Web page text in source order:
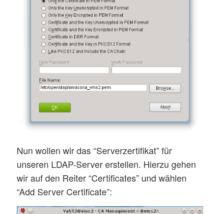
Nun wollen wir das “Serverzertifikat” für
unseren LDAP-Server erstellen. Hierzu gehen
wir auf den Reiter “Certificates” und wählen
“Add Server Certificate”: